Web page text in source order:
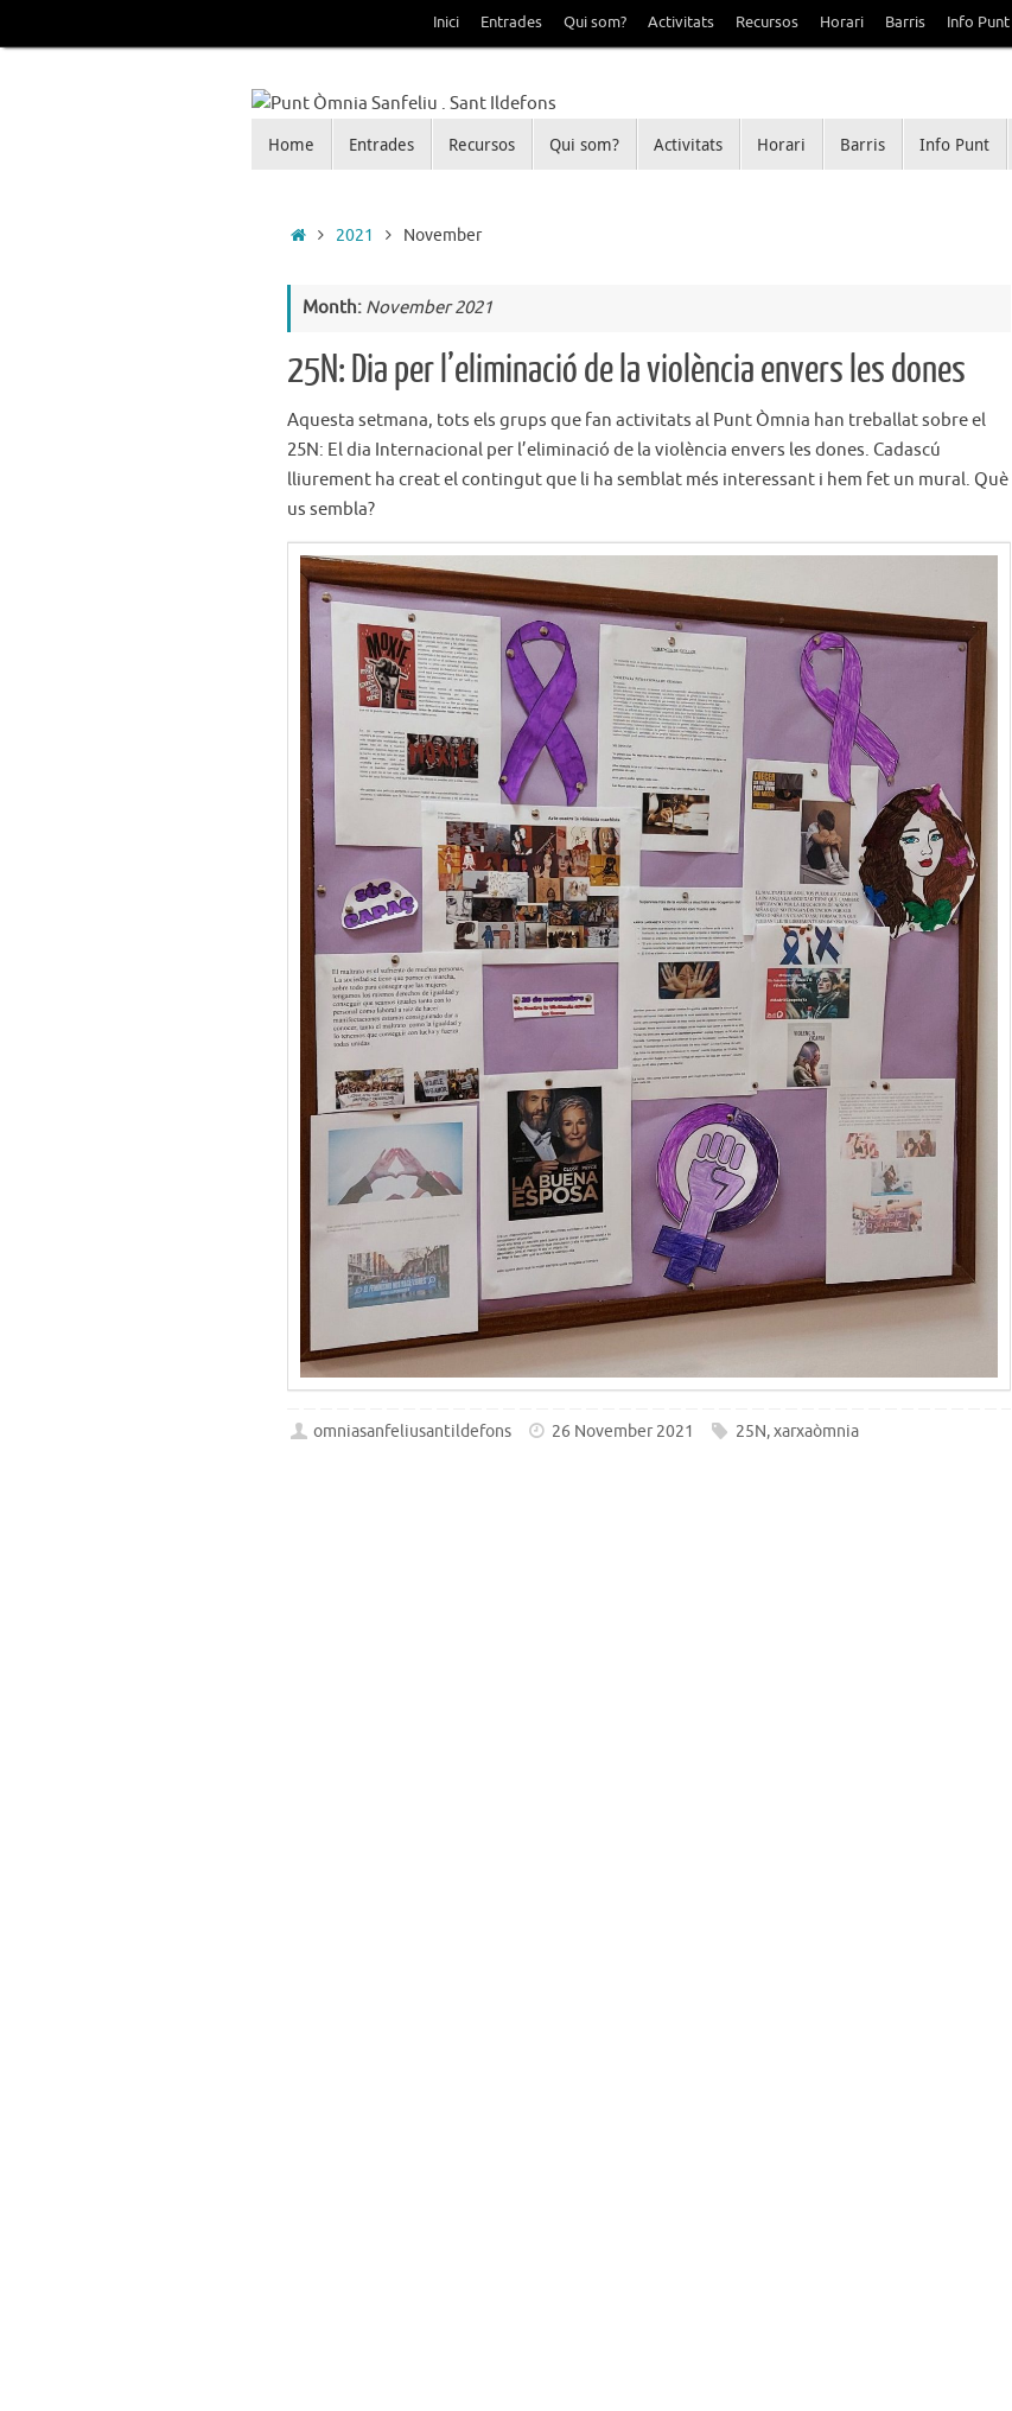
to
Inici Entrades Qui som? Activitats Recursos Horari Barris Info Punt
Punt Òmnia Sanfeliu . Sant Ildefons
Home Entrades Recursos Qui som? Activitats Horari Barris Info Punt
Home2021 November
Month: November 2021
25N: Dia per l’eliminació de la violència envers les dones
Aquesta setmana, tots els grups que fan activitats al Punt Òmnia han treballat sobre el
25N: El dia Internacional per l’eliminació de la violència envers les dones. Cadascú
lliurement ha creat el contingut que li ha semblat més interessant i hem fet un mural. Què
us sembla?
omniasanfeliusantildefons 26 November 2021 25N,xarxaòmnia